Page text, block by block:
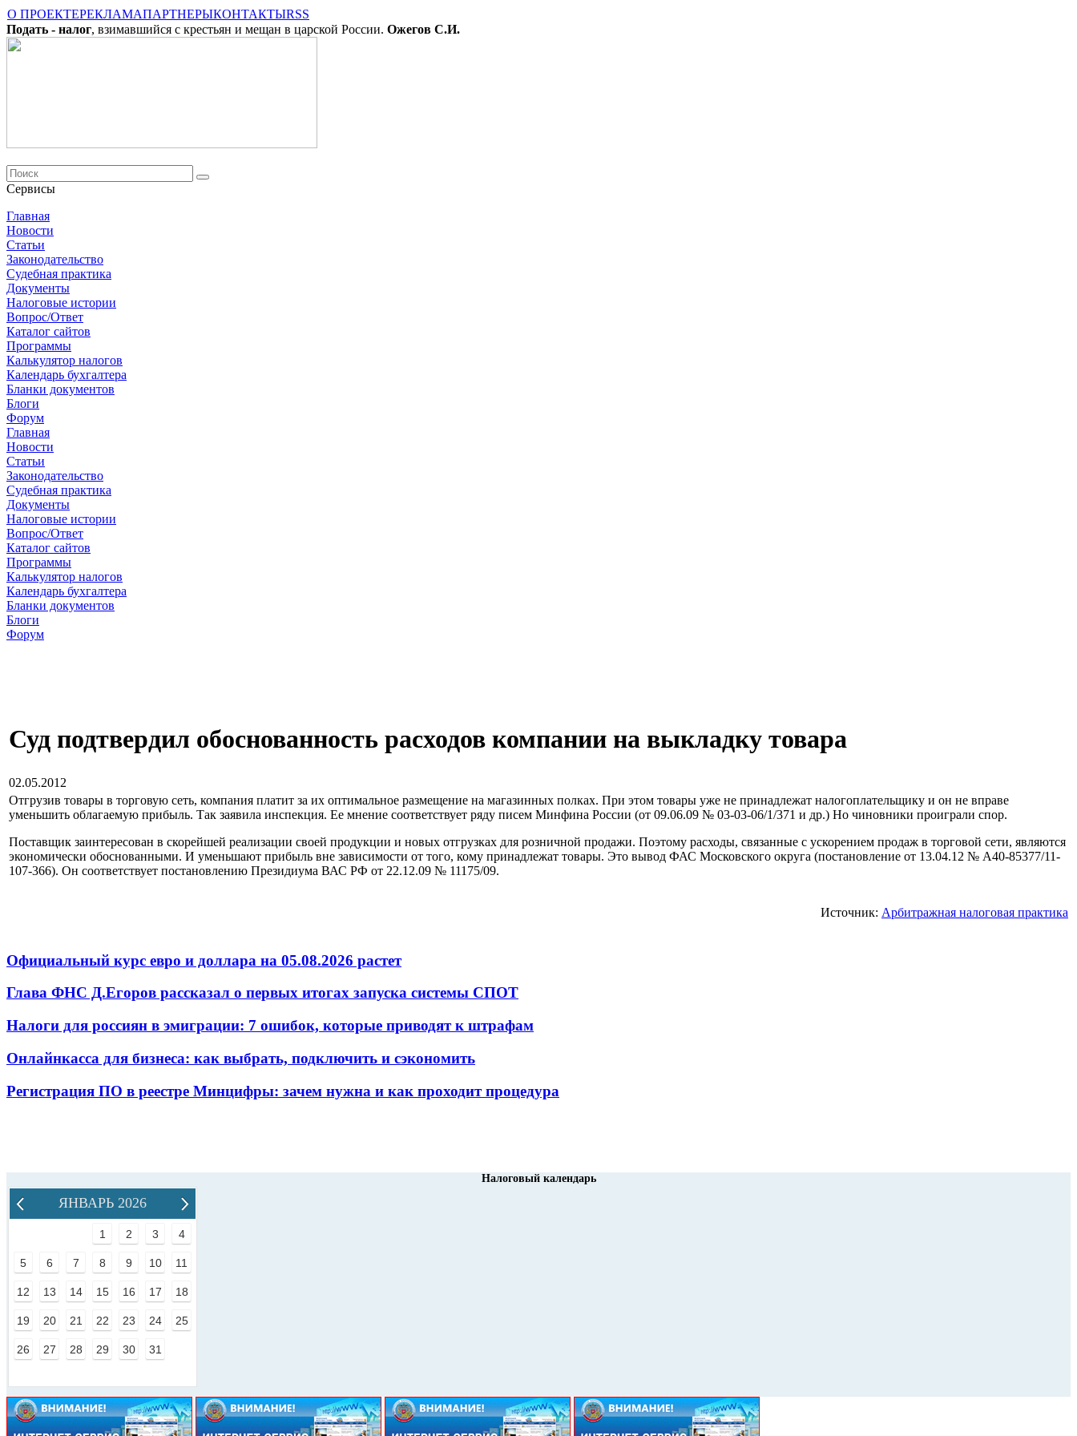
О ПРОЕКТЕРЕКЛАМАПАРТНЕРЫКОНТАКТЫRSS
Подать - налог, взимавшийся с крестьян и мещан в царской России. Ожегов С.И.
Сервисы
Главная
Новости
Cтатьи
Законодательство
Судебная практика
Документы
Налоговые истории
Вопрос/Ответ
Каталог сайтов
Программы
Калькулятор налогов
Календарь бухгалтера
Бланки документов
Блоги
Форум
Главная
Новости
Cтатьи
Законодательство
Судебная практика
Документы
Налоговые истории
Вопрос/Ответ
Каталог сайтов
Программы
Калькулятор налогов
Календарь бухгалтера
Бланки документов
Блоги
Форум
Суд подтвердил обоснованность расходов компании на выкладку товара
02.05.2012
Отгрузив товары в торговую сеть, компания платит за их оптимальное размещение на магазинных полках. При этом товары уже не принадлежат налогоплательщику и он не вправе
уменьшить облагаемую прибыль. Так заявила инспекция. Ее мнение соответствует ряду писем Минфина России (от 09.06.09 № 03-03-06/1/371 и др.) Но чиновники проиграли спор.
Поставщик заинтересован в скорейшей реализации своей продукции и новых отгрузках для розничной продажи. Поэтому расходы, связанные с ускорением продаж в торговой сети, являются
экономически обоснованными. И уменьшают прибыль вне зависимости от того, кому принадлежат товары. Это вывод ФАС Московского округа (постановление от 13.04.12 № А40-85377/11-
107-366). Он соответствует постановлению Президиума ВАС РФ от 22.12.09 № 11175/09.
Источник: Арбитражная налоговая практика
Официальный курс евро и доллара на 05.08.2026 растет
Глава ФНС Д.Егоров рассказал о первых итогах запуска системы СПОТ
Налоги для россиян в эмиграции: 7 ошибок, которые приводят к штрафам
Онлайнкасса для бизнеса: как выбрать, подключить и сэкономить
Регистрация ПО в реестре Минцифры: зачем нужна и как проходит процедура
Налоговый календарь
ЯНВАРЬ 2026
1 2 3 4
5 6 7 8 9 10 11
12 13 14 15 16 17 18
19 20 21 22 23 24 25
26 27 28 29 30 31